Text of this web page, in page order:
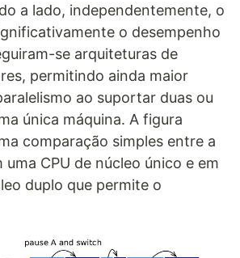
a lado, independentemente, o
o desempenho
se arquiteturas de
permitindo ainda maior
ao suportar duas ou
única máquina. A figura
comparação simples entre a
CPU de núcleo único e em
duplo que permite o